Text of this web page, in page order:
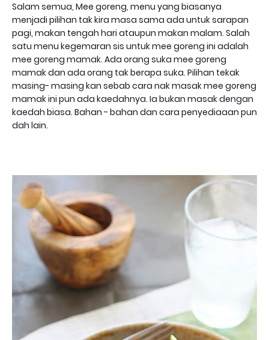
Salam semua, Mee goreng, menu yang biasanya
menjadi pilihan tak kira masa sama ada untuk sarapan
pagi, makan tengah hari ataupun makan malam. Salah
satu menu kegemaran sis untuk mee goreng ini adalah
mee goreng mamak. Ada orang suka mee goreng
mamak dan ada orang tak berapa suka. Pilihan tekak
masing- masing kan sebab cara nak masak mee goreng
mamak ini pun ada kaedahnya. Ia bukan masak dengan
kaedah biasa. Bahan - bahan dan cara penyediaaan pun
dah lain.